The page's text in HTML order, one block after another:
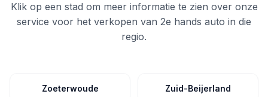
Klik op een stad om meer informatie te zien over onze
service voor het verkopen van 2e hands auto in die
regio.
Zoeterwoude Zuid-Beijerland